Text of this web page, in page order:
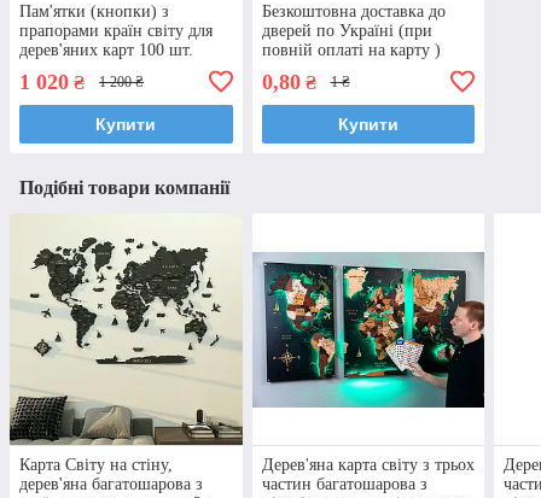
Пам'ятки (кнопки) з
прапорами країн світу для
дерев'яних карт 100 шт.
1 020 ₴ 1 200 ₴
Купити
Безкоштовна доставка до
дверей по Україні (при
повній оплаті на карту )
0,80₴ 1 ₴
Купити
Подібні товари компанії
Карта Світу на стіну,
дерев'яна багатошарова з
Дерев'яна карта світу з трьох
частин багатошарова з